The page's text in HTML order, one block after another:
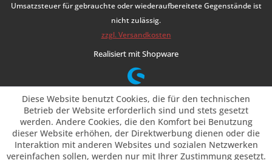
Umsatzsteuer für gebrauchte oder wiederaufbereitete Gegenstände ist
nicht zulässig.
zzgl. Versandkosten
Realisiert mit Shopware
Diese Website benutzt Cookies, die für den technischen
Betrieb der Website erforderlich sind und stets gesetzt
werden. Andere Cookies, die den Komfort bei Benutzung
dieser Website erhöhen, der Direktwerbung dienen oder die
Interaktion mit anderen Websites und sozialen Netzwerken
vereinfachen sollen, werden nur mit Ihrer Zustimmung gesetzt.